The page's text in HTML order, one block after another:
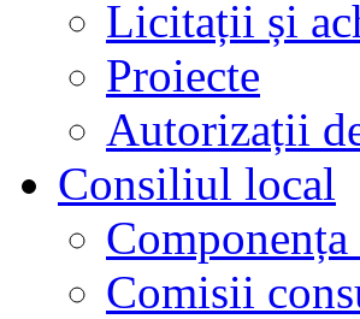
Licitații și
Proiecte
Autorizații
Consiliul local
Comisii